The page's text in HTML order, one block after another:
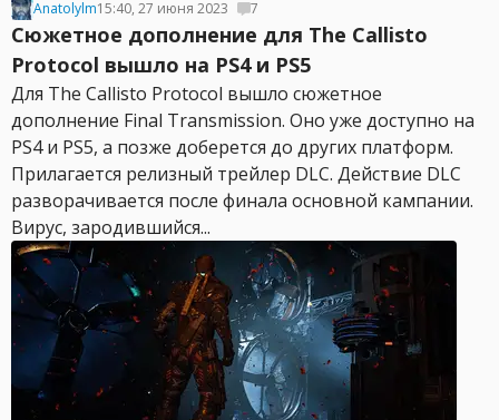
Anatolylm15:40, 27 июня 2023 7
Сюжетное дополнение для The Callisto
Protocol вышло на PS4 и PS5
Для The Callisto Protocol вышло сюжетное
дополнение Final Transmission. Оно уже доступно на
PS4 и PS5, а позже доберется до других платформ.
Прилагается релизный трейлер DLC. Действие DLC
разворачивается после финала основной кампании.
Вирус, зародившийся...